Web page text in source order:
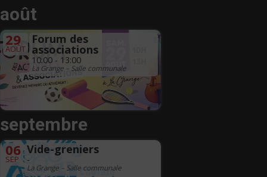
août
29
AOÛT
Forum des
associations
10:00 - 13:00
La Grange – Salle communale
septembre
06
SEP
Vide-greniers
-
La Grange – Salle communale